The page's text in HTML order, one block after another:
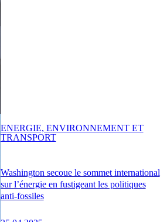
Washington secoue le sommet international
sur l’énergie en fustigeant les politiques
anti-fossiles
ENERGIE, ENVIRONNEMENT ET
TRANSPORT